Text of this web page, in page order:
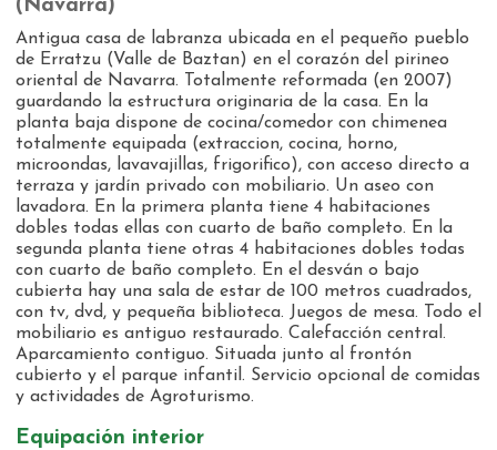
(Navarra)
Antigua casa de labranza ubicada en el pequeño pueblo
de Erratzu (Valle de Baztan) en el corazón del pirineo
oriental de Navarra. Totalmente reformada (en 2007)
guardando la estructura originaria de la casa. En la
planta baja dispone de cocina/comedor con chimenea
totalmente equipada (extraccion, cocina, horno,
microondas, lavavajillas, frigorifico), con acceso directo a
terraza y jardín privado con mobiliario. Un aseo con
lavadora. En la primera planta tiene 4 habitaciones
dobles todas ellas con cuarto de baño completo. En la
segunda planta tiene otras 4 habitaciones dobles todas
con cuarto de baño completo. En el desván o bajo
cubierta hay una sala de estar de 100 metros cuadrados,
con tv, dvd, y pequeña biblioteca. Juegos de mesa. Todo el
mobiliario es antiguo restaurado. Calefacción central.
Aparcamiento contiguo. Situada junto al frontón
cubierto y el parque infantil. Servicio opcional de comidas
y actividades de Agroturismo.
Equipación interior